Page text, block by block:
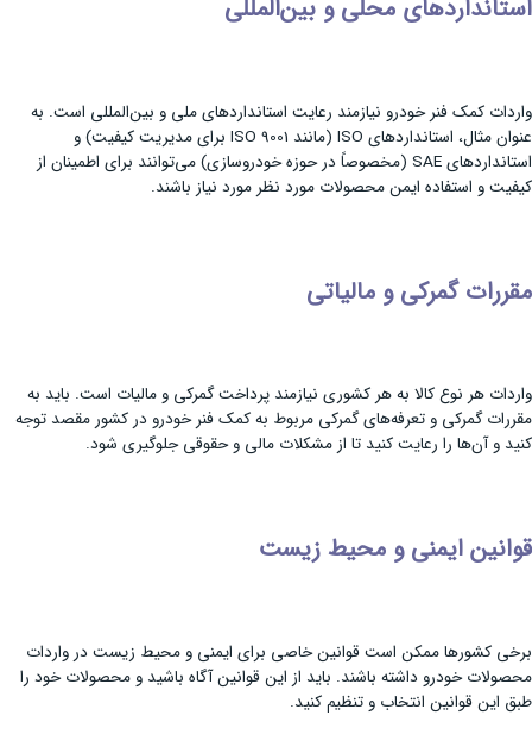
استانداردهای محلی و بین‌المللی
واردات کمک فنر خودرو نیازمند رعایت استانداردهای ملی و بین‌المللی است. به
عنوان مثال، استانداردهای ISO (مانند ISO 9001 برای مدیریت کیفیت) و
استانداردهای SAE (مخصوصاً در حوزه خودروسازی) می‌توانند برای اطمینان از
کیفیت و استفاده ایمن محصولات مورد نظر مورد نیاز باشند.
مقررات گمرکی و مالیاتی
واردات هر نوع کالا به هر کشوری نیازمند پرداخت گمرکی و مالیات است. باید به
مقررات گمرکی و تعرفه‌های گمرکی مربوط به کمک فنر خودرو در کشور مقصد توجه
کنید و آن‌ها را رعایت کنید تا از مشکلات مالی و حقوقی جلوگیری شود.
قوانین ایمنی و محیط زیست
برخی کشورها ممکن است قوانین خاصی برای ایمنی و محیط زیست در واردات
محصولات خودرو داشته باشند. باید از این قوانین آگاه باشید و محصولات خود را
طبق این قوانین انتخاب و تنظیم کنید.